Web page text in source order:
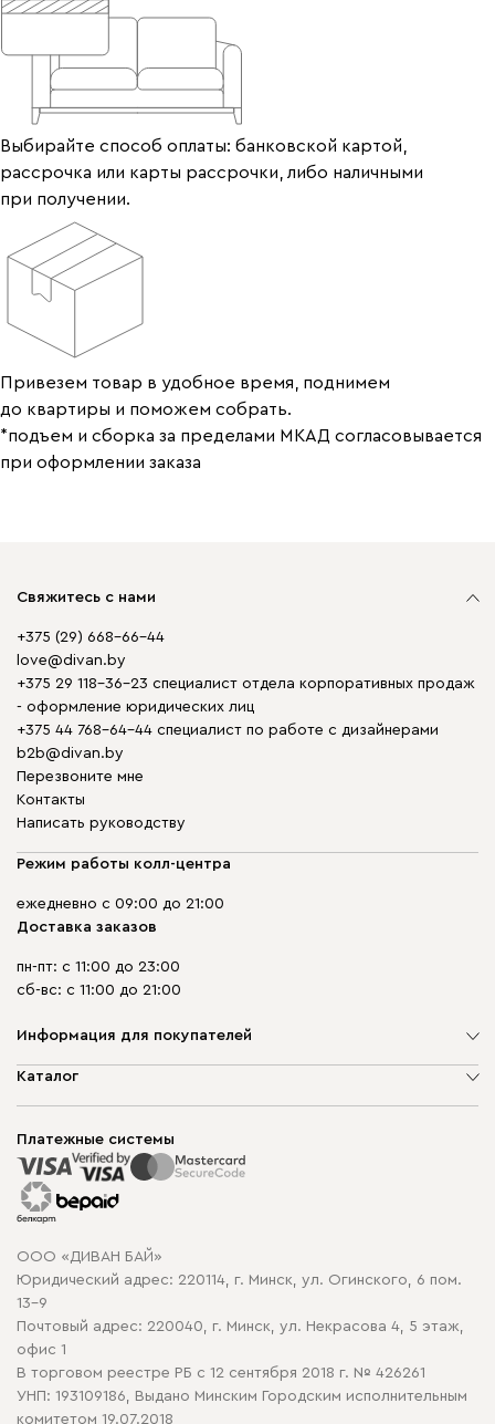
Выбирайте способ оплаты: банковской картой,
рассрочка или карты рассрочки, либо наличными
при получении.
Привезем товар в удобное время, поднимем
до квартиры и поможем собрать.
*подъем и сборка за пределами МКАД согласовывается
при оформлении заказа
Свяжитесь с нами
+375 (29) 668-66-44
love@divan.by
+375 29 118-36-23 специалист отдела корпоративных продаж
- оформление юридических лиц
+375 44 768-64-44 специалист по работе с дизайнерами
b2b@divan.by
Перезвоните мне
Контакты
Написать руководству
Режим работы колл-центра
ежедневно с 09:00 до 21:00
Доставка заказов
пн-пт: с 11:00 до 23:00
сб-вс: с 11:00 до 21:00
Информация для покупателей
О компании
Способы оплаты
Рассрочка и кредит
Гарантия
Карта сайта
Политика конфиденциальности
Политика в отношении обработки cookie
Каталог
Корпусная мебель
Распродажа мебели
Платежные системы
ООО «ДИВАН БАЙ»
Юридический адрес: 220114, г. Минск, ул. Огинского, 6 пом.
13-9
Почтовый адрес: 220040, г. Минск, ул. Некрасова 4, 5 этаж,
офис 1
В торговом реестре РБ с 12 сентября 2018 г. № 426261
УНП: 193109186, Выдано Минским Городским исполнительным
комитетом 19.07.2018